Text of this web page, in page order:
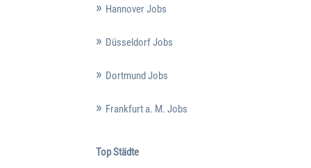
Hannover Jobs
Düsseldorf Jobs
Dortmund Jobs
Frankfurt a. M. Jobs
Top Städte